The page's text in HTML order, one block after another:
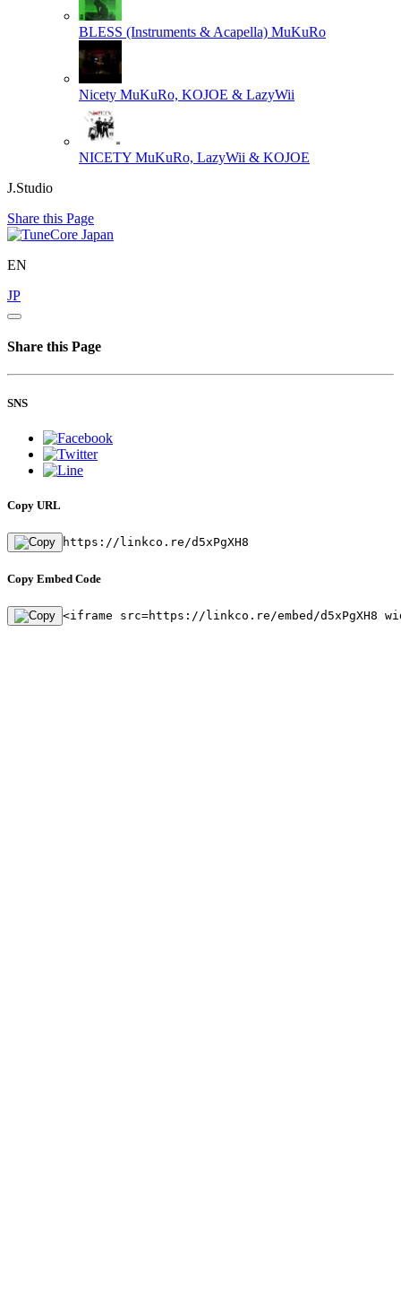
BLESS (Instruments & Acapella) MuKuRo
Nicety MuKuRo, KOJOE & LazyWii
NICETY MuKuRo, LazyWii & KOJOE
J.Studio
Share this Page
EN
JP
Share this Page
SNS
Copy URL
https://linkco.re/d5xPgXH8
Copy Embed Code
<iframe src=https://linkco.re/embed/d5xPgXH8